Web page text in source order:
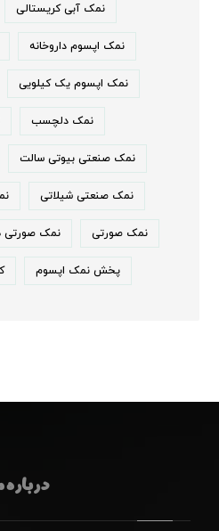
نمک آبی کریستالی
نمک اپسوم داروخانه
نمک اپسوم یک کیلویی
نمک دلچسب
نمک صنعتی بیوتی سالت
نمک صنعتی شیلاتی
نمک صورتی نمک صورتی
پخش نمک اپسوم
درباره